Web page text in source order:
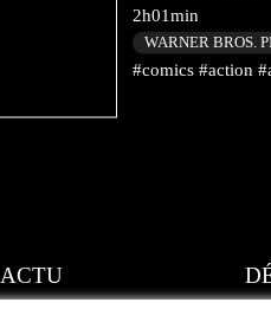
2h01min
WARNER BROS.
#comics #action
ACTU